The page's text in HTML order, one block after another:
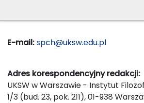
E-mail:spch@uksw.edu.pl
Adres korespondencyjny redakcji:
UKSW w Warszawie - Instytut
1/3 (bud. 23, pok. 211), 01-938